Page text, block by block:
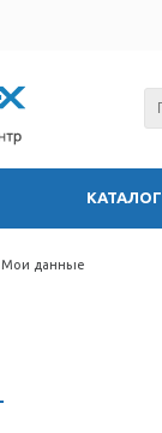
КАТАЛОГ
Мои данные